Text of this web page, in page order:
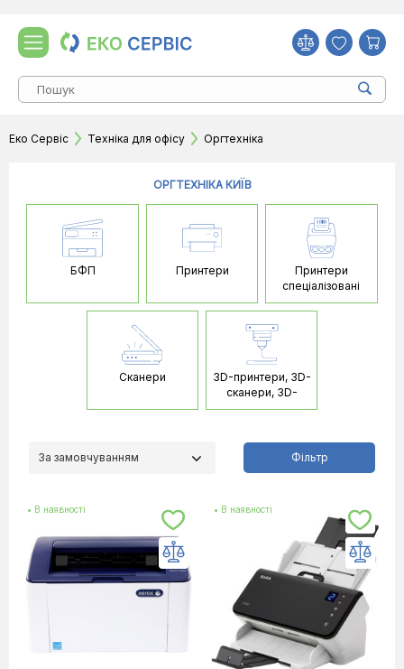
Еко Сервіс Техніка для офісу Оргтехніка
ОРГТЕХНІКА КИЇВ
БФП Принтери
Принтери
спеціалізовані
Сканери
3D-принтери, 3D-
сканери, 3D-
ручки і 3D-
Фільтр
За замовчуванням
• В наявності • В наявності